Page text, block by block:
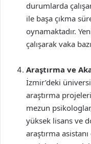
durumlarda
ile başa çıkma
oynamaktadır.
çalışarak vaka
Araştırma ve
İzmir’deki
araştırma
mezun
yüksek lisans ve
araştırma